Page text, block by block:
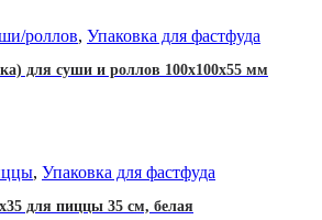
роллов, Упаковка для фастфуда
для суши и роллов 100x100x55 мм
, Упаковка для фастфуда
для пиццы 35 см, белая